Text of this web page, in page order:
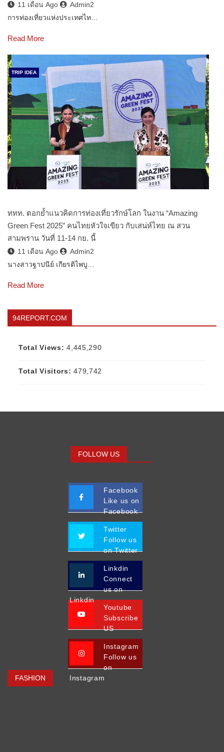
11 เดือน Ago
Admin2
การท่องเที่ยวแห่งประเทศไท…
Read More
TRIP IDEA
ททท. ตอกย้ำแนวคิดการท่องเที่ยวรักษ์โลก ในงาน “Amazing
Green Fest 2025” คนไทยหัวใจเขียว กับเสน่ห์ไทย ณ สวน
สามพราน วันที่ 11-14 กย. นี้
11 เดือน Ago
Admin2
นางสาวฐาปนีย์ เกียรติไพบู…
Read More
94REPORT.COM
Total Views:4,445,290
Total Visitors:479,742
FASHION
FOLLOW US
Facebook
Like us on
Facebook
Twitter
Follow us
on Twitter
Linkdin
Connect
us on
Linkdin
Youtube
Subscribe
US
Instagram
Follow us
on
Instagram